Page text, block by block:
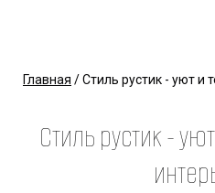
Главная / Стиль рустик - уют и
Стиль рустик -